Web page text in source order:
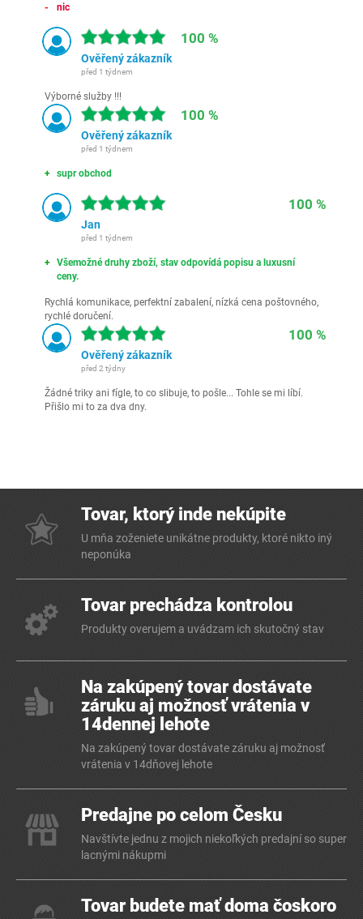
nic
100 %
Ověřený zákazník
před 1 týdnem
Výborné služby !!!
100 %
Ověřený zákazník
před 1 týdnem
supr obchod
100 %
Jan
před 1 týdnem
Všemožné druhy zboží, stav odpovídá popisu a luxusní
ceny.
Rychlá komunikace, perfektní zabalení, nízká cena poštovného,
rychlé doručení.
100 %
Ověřený zákazník
před 2 týdny
Žádné triky ani fígle, to co slibuje, to pošle... Tohle se mi líbí.
Přišlo mi to za dva dny.
Tovar, ktorý inde nekúpite
U mňa zoženiete unikátne produkty, ktoré nikto iný
neponúka
Tovar prechádza kontrolou
Produkty overujem a uvádzam ich skutočný stav
Na zakúpený tovar dostávate
záruku aj možnosť vrátenia v
14dennej lehote
Na zakúpený tovar dostávate záruku aj možnosť
vrátenia v 14dňovej lehote
Predajne po celom Česku
Navštívte jednu z mojich niekoľkých predajní so super
lacnými nákupmi
Tovar budete mať doma čoskoro